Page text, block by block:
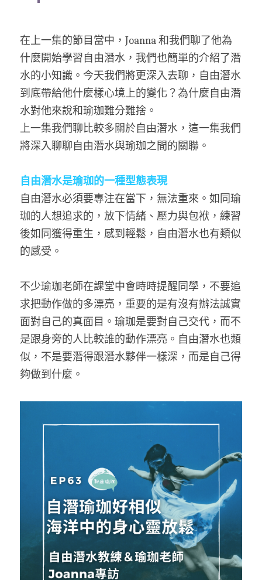
在上一集的節目當中，Joanna 和我們聊了他為
什麼開始學習自由潛水，我們也簡單的介紹了潛
水的小知識。今天我們將更深入去聊，自由潛水
到底帶給他什麼樣心境上的變化？為什麼自由潛
水對他來說和瑜珈難分難捨。
上一集我們聊比較多關於自由潛水，這一集我們
將深入聊聊自由潛水與瑜珈之間的關聯。
自由潛水是瑜珈的一種型態表現
自由潛水必須要專注在當下，無法重來。如同瑜
珈的人想追求的，放下情緒、壓力與包袱，練習
後如同獲得重生，感到輕鬆，自由潛水也有類似
的感受。
不少瑜珈老師在課堂中會時時提醒同學，不要追
求把動作做的多漂亮，重要的是有沒有辦法誠實
面對自己的真面目。瑜珈是要對自己交代，而不
是跟身旁的人比較誰的動作漂亮。自由潛水也類
似，不是要潛得跟潛水夥伴一樣深，而是自己得
夠做到什麼。